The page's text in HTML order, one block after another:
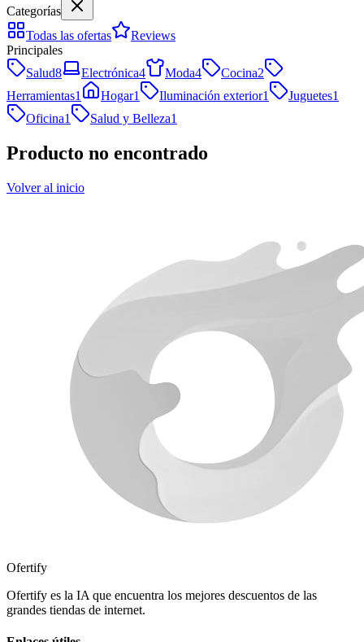
Categorías
Todas las ofertas
Reviews
Principales
Salud8 Electrónica4 Moda4 Cocina2
Herramientas1 Hogar1 Iluminación exterior1 Juguetes1
Oficina1 Salud y Belleza1
Producto no encontrado
Volver al inicio
Ofertify
Ofertify es la IA que encuentra los mejores descuentos de las
grandes tiendas de internet.